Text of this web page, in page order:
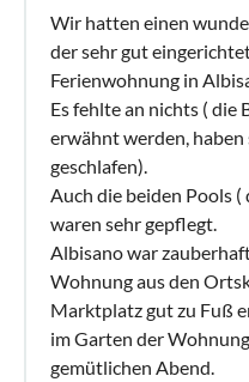
Wir hatten einen
der sehr gut
Ferienwohnung in
Es fehlte an nichts (
erwähnt werden,
geschlafen).
Auch die beiden Pools
waren sehr gepflegt.
Albisano war
Wohnung aus den
Marktplatz gut zu Fuß
im Garten der
gemütlichen Abend.